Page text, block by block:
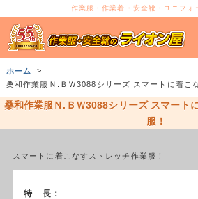
作業服・作業着・安全靴・ユニフォ
ホーム
桑和作業服Ｎ.ＢＷ3088シリーズ スマートに着こ
桑和作業服Ｎ.ＢＷ3088シリーズ スマート
服！
スマートに着こなすストレッチ作業服！
特 長：